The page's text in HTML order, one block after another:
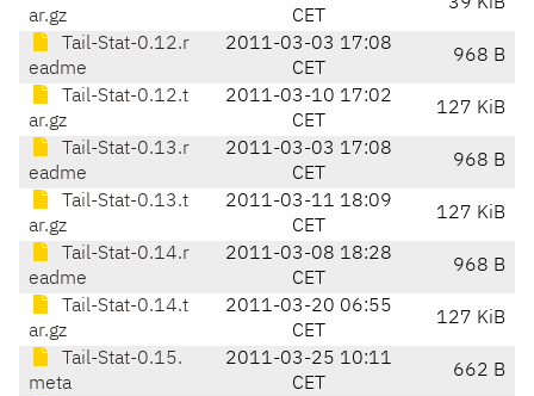
ar.gz
CET
Tail-Stat-0.12.r
eadme
2011-03-03 17:08
CET
968 B
Tail-Stat-0.12.t
ar.gz
2011-03-10 17:02
CET
127 KiB
Tail-Stat-0.13.r
eadme
2011-03-03 17:08
CET
968 B
Tail-Stat-0.13.t
ar.gz
2011-03-11 18:09
CET
127 KiB
Tail-Stat-0.14.r
eadme
2011-03-08 18:28
CET
968 B
Tail-Stat-0.14.t
ar.gz
2011-03-20 06:55
CET
127 KiB
Tail-Stat-0.15.
meta
2011-03-25 10:11
CET
662 B